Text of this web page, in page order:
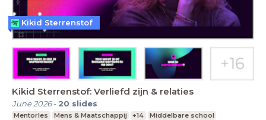
Kikid Sterrenstof: Verliefd zijn & relaties
June 2026- 20 slides
Mentorles Mens & Maatschappij +14
Middelbare school
Kikid Sterrenstof